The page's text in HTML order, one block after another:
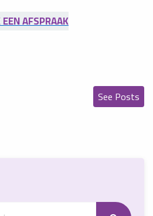
AFSPRAAK
See Posts